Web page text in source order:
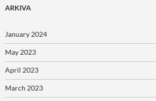
ARKIVA
January 2024
May 2023
April 2023
March 2023